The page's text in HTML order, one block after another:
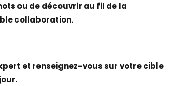
ou de découvrir au fil de la
collaboration.
et renseignez-vous sur votre cible